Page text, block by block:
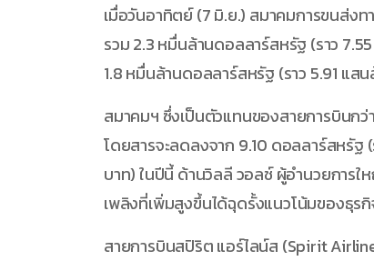
เมื่อวันอาทิตย์ (7 มิ.ย.) สมาคมการขนส่งท
รวม 2.3 หมื่นล้านดอลลาร์สหรัฐ (ราว
1.8 หมื่นล้านดอลลาร์สหรัฐ (ราว 5.91 แส
สมาคมฯ ซึ่งเป็นตัวแทนของสายการบินก
โดยสารจะลดลงจาก 9.10 ดอลลาร์สหรัฐ
บาท) ในปีนี้ ด้านวิลลี วอลช์ ผู้อำนวยการ
เพลิงที่เพิ่มสูงขึ้นได้ฉุดรั้งแนวโน้มของธุร
สายการบินสปิริต แอร์ไลน์ส (Spirit